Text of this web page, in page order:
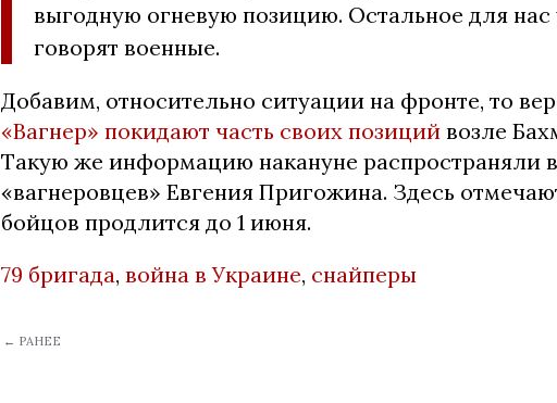
выгодную огневую позицию. Остальное для
говорят военные.
Добавим, относительно ситуации на фронте, то
«Вагнер» покидают часть своих позиций возле
Такую же информацию накануне распространяли
«вагнеровцев» Евгения Пригожина. Здесь
бойцов продлится до 1 июня.
79 бригада, война в Украине, снайперы
← РАНЕЕ